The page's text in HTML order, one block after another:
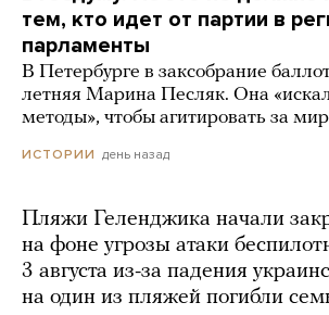
тем, кто идет от партии в
парламенты
В Петербурге в заксобрание
летняя Марина Песляк. Она
методы», чтобы агитировать за мир
ИСТОРИИ день назад
Пляжи Геленджика начали
на фоне угрозы атаки
3 августа из-за падения
на один из пляжей погибли